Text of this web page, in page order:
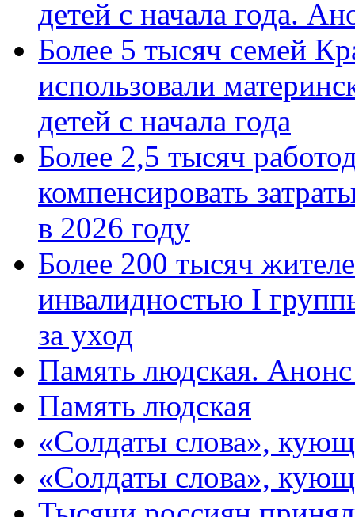
детей с начала года.
Более 5 тысяч семей
использовали
детей с начала года
Более 2,5 тысяч
компенсировать
в 2026 году
Более 200 тысяч
инвалидностью I
за уход
Память людская.
Память людская
«Солдаты слова»,
«Солдаты слова»,